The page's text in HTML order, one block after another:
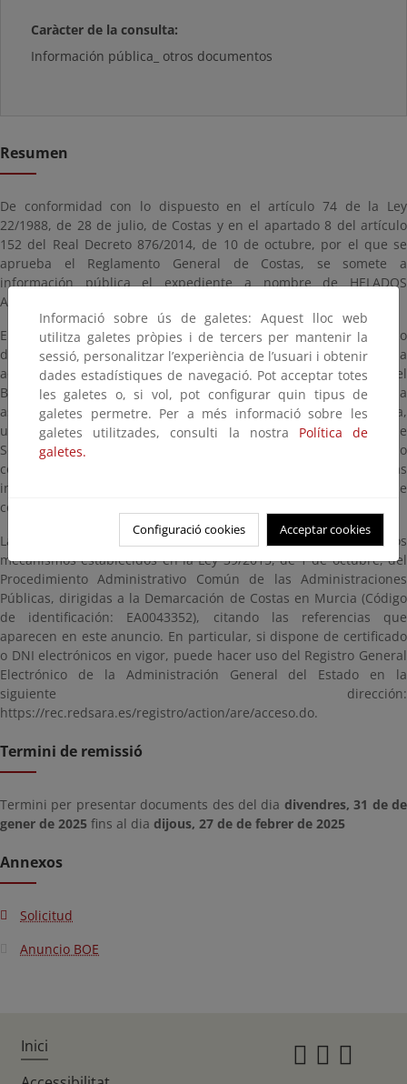
Caràcter de la consulta:
Información pública_ otros documentos
Resumen
De conformidad con lo dispuesto en el artículo 74 de la Ley
22/1988, de 28 de julio, de Costas y en el apartado 8 del artículo
152 del Real Decreto 876/2014, de 10 de octubre, por el que se
aprueba el Reglamento General de Costas, se somete a
información pública el expediente a nombre de HELADOS
ARTESANOS VENECIA 1988 S.L., referencia AUT01/24/30/0010.
El expediente estará a disposición del público durante un plazo
de veinte (20) días hábiles, contados a partir del día siguiente a
aquél en que tenga lugar la publicación de este anuncio en el
Boletín Oficial del Estado, pudiendo ser examinado en esta página
así como en las oficinas de la Demarcación de Costas en Murcia,
ubicadas en Avenida Alfonso X “El Sabio”, 6 – 1ª planta, Edificio de
Servicios Múltiples, 30071, Murcia, en días hábiles y en horario
comprendido entre las 9:00 y las 14:00 horas. Para evitar esperas
innecesarias puede solicitar cita previa a través de la dirección de
correo electrónico bzn-dcmurcia@miteco.es
Las alegaciones y observaciones se presentarán según los
mecanismos establecidos en la Ley 39/2015, de 1 de octubre, del
Procedimiento Administrativo Común de las Administraciones
Públicas, dirigidas a la Demarcación de Costas en Murcia (Código
de identificación: EA0043352), citando las referencias que
aparecen en este anuncio. En particular, si dispone de certificado
o DNI electrónicos en vigor, puede hacer uso del Registro General
Electrónico de la Administración General del Estado en la
siguiente dirección:
https://rec.redsara.es/registro/action/are/acceso.do.
Termini de remissió
Termini per presentar documents des del dia divendres, 31 de de
gener de 2025 fins al dia dijous, 27 de de febrer de 2025
Annexos
Solicitud
Anuncio BOE
Informació sobre ús de galetes: Aquest lloc web
utilitza galetes pròpies i de tercers per mantenir la
sessió, personalitzar l’experiència de l’usuari i obtenir
dades estadístiques de navegació. Pot acceptar totes
les galetes o, si vol, pot configurar quin tipus de
galetes permetre. Per a més informació sobre les
galetes utilitzades, consulti la nostra Política de
galetes.
Configuració cookies Acceptar cookies
Inici